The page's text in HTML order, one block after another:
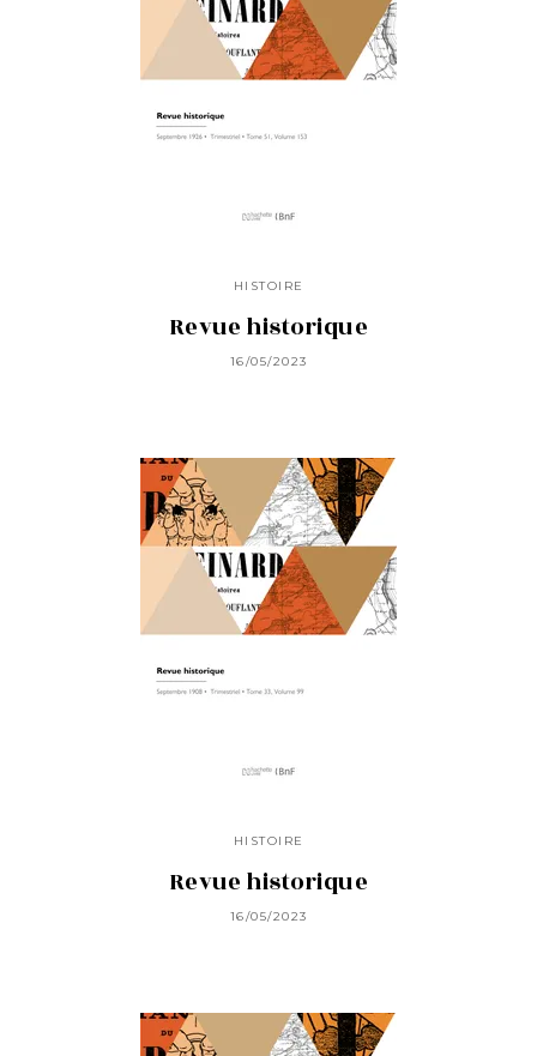
HISTOIRE
Revue historique
16/05/2023
HISTOIRE
Revue historique
16/05/2023